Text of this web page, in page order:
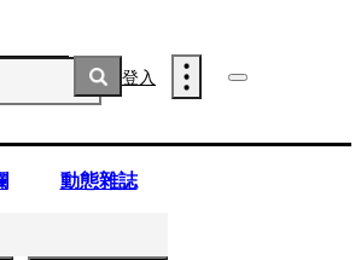
登入
動態雜誌